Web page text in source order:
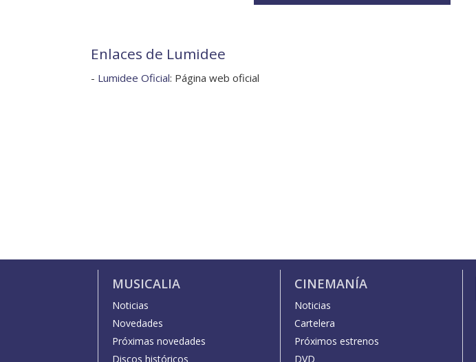
Enlaces de Lumidee
- Lumidee Oficial: Página web oficial
MUSICALIA
Noticias
Novedades
Próximas novedades
Discos históricos
CINEMANÍA
Noticias
Cartelera
Próximos estrenos
DVD